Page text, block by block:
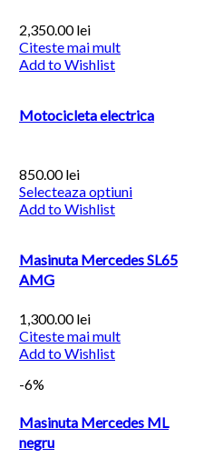
2,350.00lei
Citeste mai mult
Add to Wishlist
Motocicleta electrica
850.00lei
Selecteaza optiuni
Add to Wishlist
Masinuta Mercedes SL65
AMG
1,300.00lei
Citeste mai mult
Add to Wishlist
-6%
Masinuta Mercedes ML
negru